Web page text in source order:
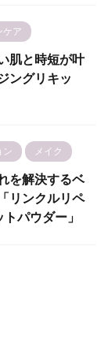
ケア
肌と時短が叶
ングリキッ
ン メイク
を解決するベ
リンクルリペ
パウダー」